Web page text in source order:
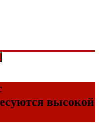
высокой